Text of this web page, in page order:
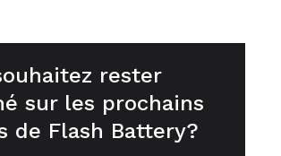
rester
sur les prochains
de Flash Battery?